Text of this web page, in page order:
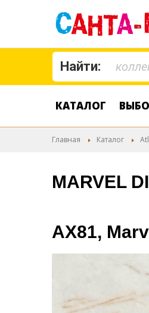
Найти:
КАТАЛОГ
Главная Каталог
MARVEL
AX81,